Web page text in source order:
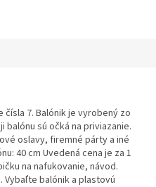
7. Balónik je vyrobený zo
sú očká na priviazanie.
oslavy, firemné párty a iné
40 cm Uvedená cena je za 1
na nafukovanie, návod.
Vybaľte balónik a plastovú